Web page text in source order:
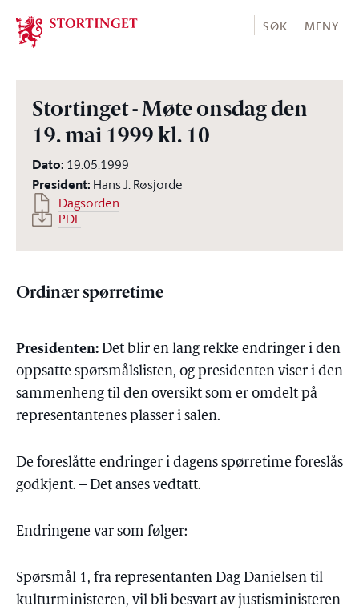
Stortinget.no
SØK MENY
Stortinget - Møte onsdag den
19. mai 1999 kl. 10
Dato: 19.05.1999
President: Hans J. Røsjorde
Dagsorden
PDF
Ordinær spørretime
Presidenten: Det blir en lang rekke endringer i den
oppsatte spørsmålslisten, og presidenten viser i den
sammenheng til den oversikt som er omdelt på
representantenes plasser i salen.
De foreslåtte endringer i dagens spørretime foreslås
godkjent. – Det anses vedtatt.
Endringene var som følger:
Spørsmål 1, fra representanten Dag Danielsen til
kulturministeren, vil bli besvart av justisministeren